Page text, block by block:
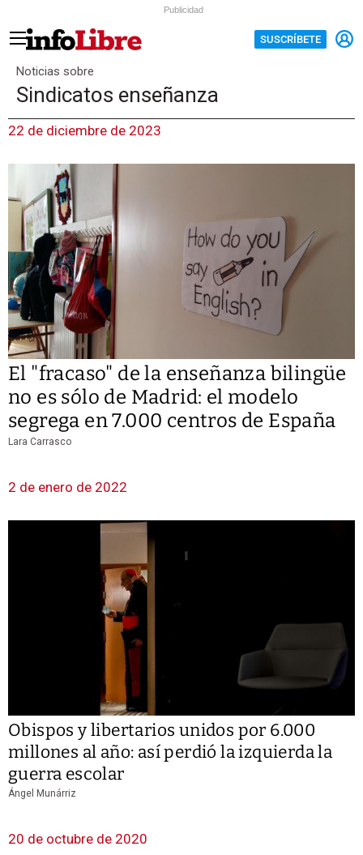
Publicidad
SUSCRÍBETE
Noticias sobre
Sindicatos enseñanza
22 de diciembre de 2023
El "fracaso" de la enseñanza bilingüe
no es sólo de Madrid: el modelo
segrega en 7.000 centros de España
Lara Carrasco
2 de enero de 2022
Obispos y libertarios unidos por 6.000
millones al año: así perdió la izquierda la
guerra escolar
Ángel Munárriz
20 de octubre de 2020